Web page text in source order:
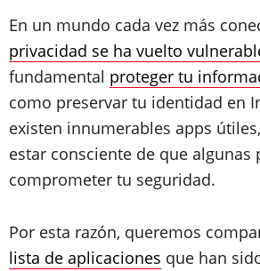
En un mundo cada vez más
privacidad se ha vuelto
fundamental proteger tu
como preservar tu identidad en
existen innumerables apps
estar consciente de que algunas
comprometer tu seguridad.
Por esta razón, queremos
lista de aplicaciones que han